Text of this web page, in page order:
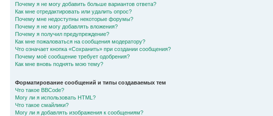
Почему я не могу добавить больше вариантов ответа?
Как мне отредактировать или удалить опрос?
Почему мне недоступны некоторые форумы?
Почему я не могу добавлять вложения?
Почему я получил предупреждение?
Как мне пожаловаться на сообщения модератору?
Что означает кнопка «Сохранить» при создании сообщения?
Почему моё сообщение требует одобрения?
Как мне вновь поднять мою тему?
Форматирование сообщений и типы создаваемых тем
Что такое BBCode?
Могу ли я использовать HTML?
Что такое смайлики?
Могу ли я добавлять изображения к сообщениям?